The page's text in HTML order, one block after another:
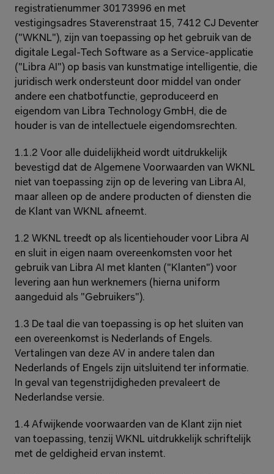
registratienummer 30173996 en met
vestigingsadres Staverenstraat 15, 7412 CJ Deventer
("WKNL"), zijn van toepassing op het gebruik van de
digitale Legal-Tech Software as a Service-applicatie
("Libra AI") op basis van kunstmatige intelligentie, die
juridisch werk ondersteunt door middel van onder
andere een chatbotfunctie, geproduceerd en
eigendom van Libra Technology GmbH, die de
houder is van de intellectuele eigendomsrechten.
1.1.2 Voor alle duidelijkheid wordt uitdrukkelijk
bevestigd dat de Algemene Voorwaarden van WKNL
niet van toepassing zijn op de levering van Libra AI,
maar alleen op de andere producten of diensten die
de Klant van WKNL afneemt.
1.2 WKNL treedt op als licentiehouder voor Libra AI
en sluit in eigen naam overeenkomsten voor het
gebruik van Libra AI met klanten ("Klanten") voor
levering aan hun werknemers (hierna uniform
aangeduid als "Gebruikers").
1.3 De taal die van toepassing is op het sluiten van
een overeenkomst is Nederlands of Engels.
Vertalingen van deze AV in andere talen dan
Nederlands of Engels zijn uitsluitend ter informatie.
In geval van tegenstrijdigheden prevaleert de
Nederlandse versie.
1.4 Afwijkende voorwaarden van de Klant zijn niet
van toepassing, tenzij WKNL uitdrukkelijk schriftelijk
met de geldigheid ervan instemt.